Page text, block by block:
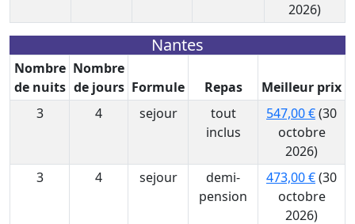
2026)
Nantes
Nombre
de nuits
Nombre
de jours Formule Repas
Meilleur prix
3
4 sejour
tout
inclus
547,00 €(30
octobre
2026)
3
4 sejour
demi-
pension
473,00 €(30
octobre
2026)